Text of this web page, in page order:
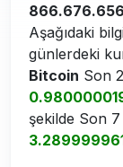
Aşağıdaki
günlerdeki
Bitcoin Son
şekilde Son